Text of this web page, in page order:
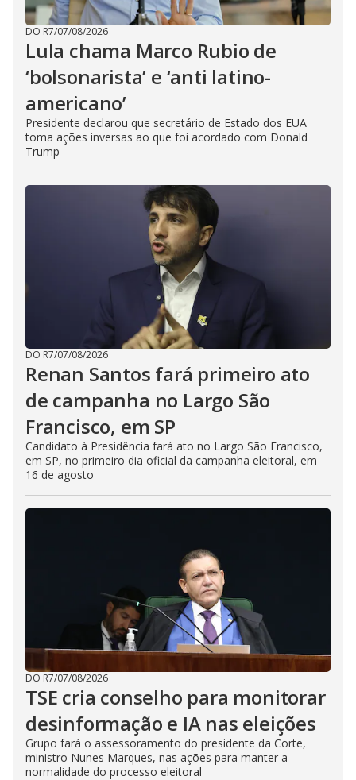
DO R7/07/08/2026
Lula chama Marco Rubio de
‘bolsonarista’ e ‘anti latino-
americano’
Presidente declarou que secretário de Estado dos EUA
toma ações inversas ao que foi acordado com Donald
Trump
DO R7/07/08/2026
Renan Santos fará primeiro ato
de campanha no Largo São
Francisco, em SP
Candidato à Presidência fará ato no Largo São Francisco,
em SP, no primeiro dia oficial da campanha eleitoral, em
16 de agosto
DO R7/07/08/2026
TSE cria conselho para monitorar
desinformação e IA nas eleições
Grupo fará o assessoramento do presidente da Corte,
ministro Nunes Marques, nas ações para manter a
normalidade do processo eleitoral